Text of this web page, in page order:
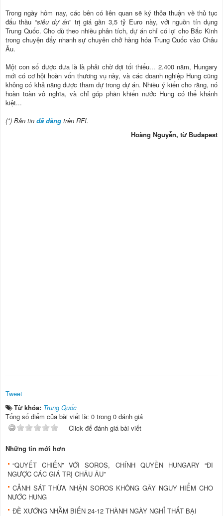
Trong ngày hôm nay, các bên có liên quan sẽ ký thỏa thuận về thủ tục
đấu thầu “siêu dự án” trị giá gần 3,5 tỷ Euro này, với nguồn tín dụng
Trung Quốc. Cho dù theo nhiều phân tích, dự án chỉ có lợi cho Bắc Kinh
trong chuyện đẩy nhanh sự chuyên chở hàng hóa Trung Quốc vào Châu
Âu.
Một con số được đưa là là phải chờ đợi tối thiểu... 2.400 năm, Hungary
mới có cơ hội hoàn vốn thương vụ này, và các doanh nghiệp Hung cũng
không có khả năng được tham dự trong dự án. Nhiều ý kiến cho rằng, nó
hoàn toàn vô nghĩa, và chỉ góp phần khiến nước Hung có thể khánh
kiệt...
(*) Bản tin đã đăng trên RFI.
Hoàng Nguyễn, từ Budapest
Tweet
Từ khóa: Trung Quốc
Tổng số điểm của bài viết là: 0 trong 0 đánh giá
Click để đánh giá bài viết
Những tin mới hơn
“QUYẾT CHIẾN” VỚI SOROS, CHÍNH QUYỀN HUNGARY “ĐI
NGƯỢC CÁC GIÁ TRỊ CHÂU ÂU”
CẢNH SÁT THỪA NHẬN SOROS KHÔNG GÂY NGUY HIỂM CHO
NƯỚC HUNG
ĐỀ XƯỚNG NHẰM BIẾN 24-12 THÀNH NGÀY NGHỈ THẤT BẠI